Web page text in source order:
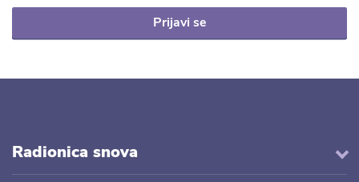
Prijavi se
Radionica snova